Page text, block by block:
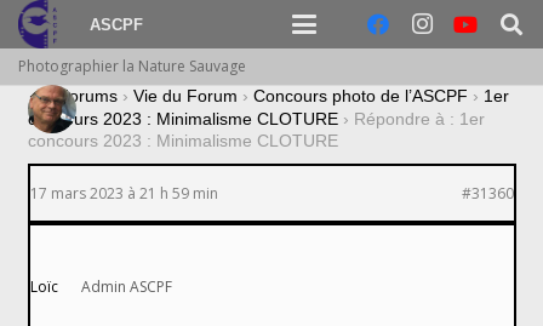
ASCPF
Photographier la Nature Sauvage
› Forums › Vie du Forum › Concours photo de l’ASCPF › 1er
concours 2023 : Minimalisme CLOTURE › Répondre à : 1er
concours 2023 : Minimalisme CLOTURE
17 mars 2023 à 21 h 59 min #31360
Loïc Admin ASCPF